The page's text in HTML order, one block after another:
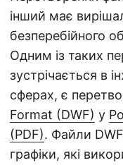
інший має
безперебійного
Одним із таких
зустрічається в
сферах, є
Format (DWF) у
(PDF). Файли
графіки, які